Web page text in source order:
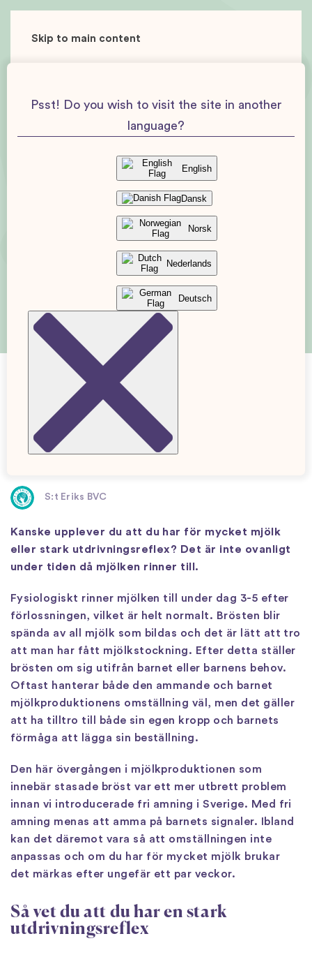
Skip to main content
Har du en stark utdrivningsreflex?
4 Mar. 2026 Uppdaterad: 20 May. 2026
S:t Eriks BVC
Kanske upplever du att du har för mycket mjölk
eller stark utdrivningsreflex? Det är inte ovanligt
under tiden då mjölken rinner till.
Fysiologiskt rinner mjölken till under dag 3-5 efter
förlossningen, vilket är helt normalt. Brösten blir
spända av all mjölk som bildas och det är lätt att tro
att man har fått mjölkstockning. Efter detta ställer
brösten om sig utifrån barnet eller barnens behov.
Oftast hanterar både den ammande och barnet
mjölkproduktionens omställning väl, men det gäller
att ha tilltro till både sin egen kropp och barnets
förmåga att lägga sin beställning.
Den här övergången i mjölkproduktionen som
innebär stasade bröst var ett mer utbrett problem
innan vi introducerade fri amning i Sverige. Med fri
amning menas att amma på barnets signaler. Ibland
kan det däremot vara så att omställningen inte
anpassas och om du har för mycket mjölk brukar
det märkas efter ungefär ett par veckor.
Så vet du att du har en stark
utdrivningsreflex
Psst! Do you wish to visit the site in another
language?
English
Dansk
Norsk
Nederlands
Deutsch